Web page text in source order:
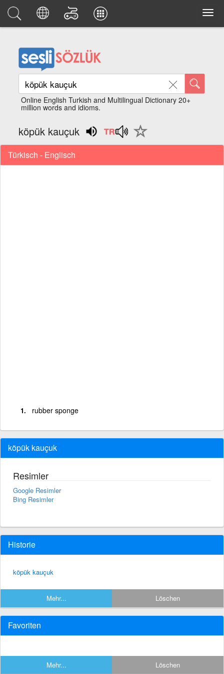
Online English Turkish and Multilingual Dictionary 20+
million words and idioms.
köpük kauçuk
Türkisch - Englisch
rubber sponge
köpük kauçuk
Resimler
Google Resimler
Bing Resimler
Historie
köpük kauçuk
Mehr... Löschen
Favoriten
Mehr... Löschen